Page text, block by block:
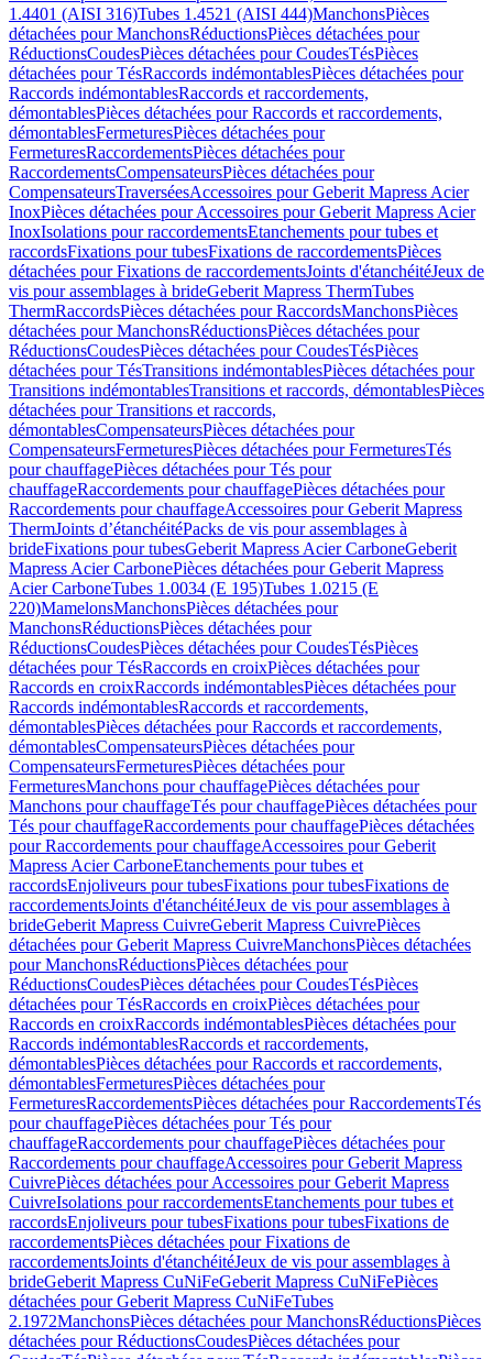
1.4401 (AISI 316)Tubes 1.4521 (AISI 444)ManchonsPièces
détachées pour ManchonsRéductionsPièces détachées pour
RéductionsCoudesPièces détachées pour CoudesTésPièces
détachées pour TésRaccords indémontablesPièces détachées pour
Raccords indémontablesRaccords et raccordements,
démontablesPièces détachées pour Raccords et raccordements,
démontablesFermeturesPièces détachées pour
FermeturesRaccordementsPièces détachées pour
RaccordementsCompensateursPièces détachées pour
CompensateursTraverséesAccessoires pour Geberit Mapress Acier
InoxPièces détachées pour Accessoires pour Geberit Mapress Acier
InoxIsolations pour raccordementsEtanchements pour tubes et
raccordsFixations pour tubesFixations de raccordementsPièces
détachées pour Fixations de raccordementsJoints d'étanchéitéJeux de
vis pour assemblages à brideGeberit Mapress ThermTubes
ThermRaccordsPièces détachées pour RaccordsManchonsPièces
détachées pour ManchonsRéductionsPièces détachées pour
RéductionsCoudesPièces détachées pour CoudesTésPièces
détachées pour TésTransitions indémontablesPièces détachées pour
Transitions indémontablesTransitions et raccords, démontablesPièces
détachées pour Transitions et raccords,
démontablesCompensateursPièces détachées pour
CompensateursFermeturesPièces détachées pour FermeturesTés
pour chauffagePièces détachées pour Tés pour
chauffageRaccordements pour chauffagePièces détachées pour
Raccordements pour chauffageAccessoires pour Geberit Mapress
ThermJoints d’étanchéitéPacks de vis pour assemblages à
brideFixations pour tubesGeberit Mapress Acier CarboneGeberit
Mapress Acier CarbonePièces détachées pour Geberit Mapress
Acier CarboneTubes 1.0034 (E 195)Tubes 1.0215 (E
220)MamelonsManchonsPièces détachées pour
ManchonsRéductionsPièces détachées pour
RéductionsCoudesPièces détachées pour CoudesTésPièces
détachées pour TésRaccords en croixPièces détachées pour
Raccords en croixRaccords indémontablesPièces détachées pour
Raccords indémontablesRaccords et raccordements,
démontablesPièces détachées pour Raccords et raccordements,
démontablesCompensateursPièces détachées pour
CompensateursFermeturesPièces détachées pour
FermeturesManchons pour chauffagePièces détachées pour
Manchons pour chauffageTés pour chauffagePièces détachées pour
Tés pour chauffageRaccordements pour chauffagePièces détachées
pour Raccordements pour chauffageAccessoires pour Geberit
Mapress Acier CarboneEtanchements pour tubes et
raccordsEnjoliveurs pour tubesFixations pour tubesFixations de
raccordementsJoints d'étanchéitéJeux de vis pour assemblages à
brideGeberit Mapress CuivreGeberit Mapress CuivrePièces
détachées pour Geberit Mapress CuivreManchonsPièces détachées
pour ManchonsRéductionsPièces détachées pour
RéductionsCoudesPièces détachées pour CoudesTésPièces
détachées pour TésRaccords en croixPièces détachées pour
Raccords en croixRaccords indémontablesPièces détachées pour
Raccords indémontablesRaccords et raccordements,
démontablesPièces détachées pour Raccords et raccordements,
démontablesFermeturesPièces détachées pour
FermeturesRaccordementsPièces détachées pour RaccordementsTés
pour chauffagePièces détachées pour Tés pour
chauffageRaccordements pour chauffagePièces détachées pour
Raccordements pour chauffageAccessoires pour Geberit Mapress
CuivrePièces détachées pour Accessoires pour Geberit Mapress
CuivreIsolations pour raccordementsEtanchements pour tubes et
raccordsEnjoliveurs pour tubesFixations pour tubesFixations de
raccordementsPièces détachées pour Fixations de
raccordementsJoints d'étanchéitéJeux de vis pour assemblages à
brideGeberit Mapress CuNiFeGeberit Mapress CuNiFePièces
détachées pour Geberit Mapress CuNiFeTubes
2.1972ManchonsPièces détachées pour ManchonsRéductionsPièces
détachées pour RéductionsCoudesPièces détachées pour